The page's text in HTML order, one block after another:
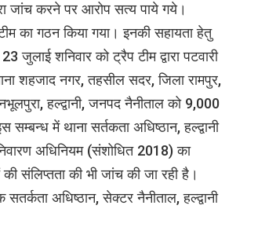
जांच करने पर आरोप सत्य पाये गये।
का गठन किया गया। इनकी सहायता हेतु
जुलाई शनिवार को ट्रैप टीम द्वारा पटवारी
शहजाद नगर, तहसील सदर, जिला रामपुर,
हल्द्वानी, जनपद नैनीताल को 9,000
में थाना सर्तकता अधिष्ठान, हल्द्वानी
अधिनियम (संशोधित 2018) का
संलिप्तता की भी जांच की जा रही है।
अधिष्ठान, सेक्टर नैनीताल, हल्द्वानी